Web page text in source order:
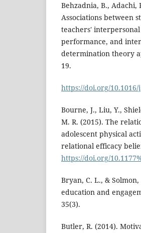
Behzadnia, B., Adachi,
Associations between
teachers'
performance, and
determination theory
19.
https://doi.org/
Bourne, J., Liu, Y.,
M. R. (2015). The
adolescent physical
relational efficacy
https://doi.org/
Bryan, C. L., &
education and
35(3).
Butler, R. (2014).